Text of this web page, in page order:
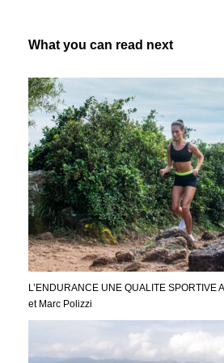
What you can read next
L’ENDURANCE UNE QUALITE SPORTIVE
et Marc Polizzi